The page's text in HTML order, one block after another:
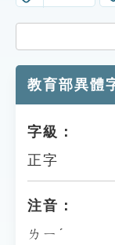
貓頭鷹博士
教育部異體
字級：
正字
注音：
ㄌㄧˊ